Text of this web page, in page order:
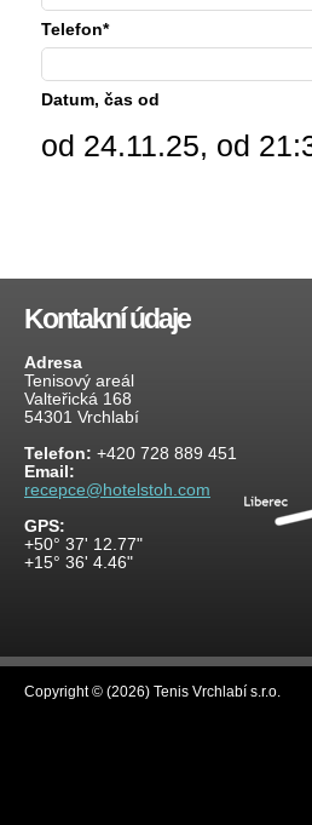
Telefon*
Datum, čas od
od 24.11.25, od
Kontakní údaje
Adresa
Tenisový areál
Valteřická 168
54301 Vrchlabí
Telefon: +420 728 889 451
Email:
recepce@hotelstoh.com
GPS:
+50° 37' 12.77"
+15° 36' 4.46"
Copyright © (2026) Tenis Vrchlabí s.r.o.